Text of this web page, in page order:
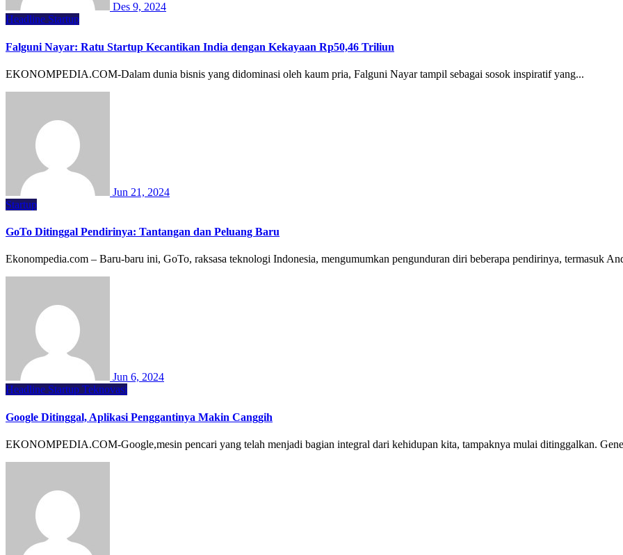
Des 9, 2024
Headline Startup
Falguni Nayar: Ratu Startup Kecantikan India dengan Kekayaan Rp50,46 Triliun
EKONOMPEDIA.COM-Dalam dunia bisnis yang didominasi oleh kaum pria, Falguni Nayar tampil sebagai sosok inspiratif yang...
Jun 21, 2024
Startup
GoTo Ditinggal Pendirinya: Tantangan dan Peluang Baru
Ekonompedia.com – Baru-baru ini, GoTo, raksasa teknologi Indonesia, mengumumkan pengunduran diri beberapa pendirinya, termasuk
Jun 6, 2024
Headline Startup Teknovasi
Google Ditinggal, Aplikasi Penggantinya Makin Canggih
EKONOMPEDIA.COM-Google,mesin pencari yang telah menjadi bagian integral dari kehidupan kita, tampaknya mulai ditinggalkan.